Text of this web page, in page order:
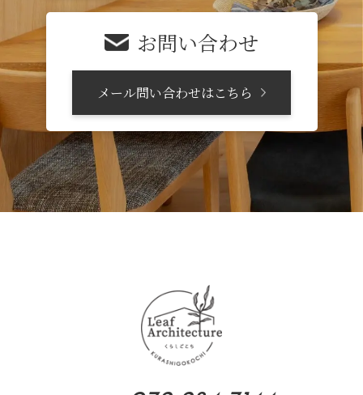
お問い合わせ
メール問い合わせはこちら